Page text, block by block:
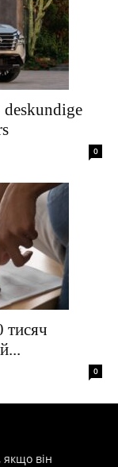
deskundige
0
тисяч
0
якщо він